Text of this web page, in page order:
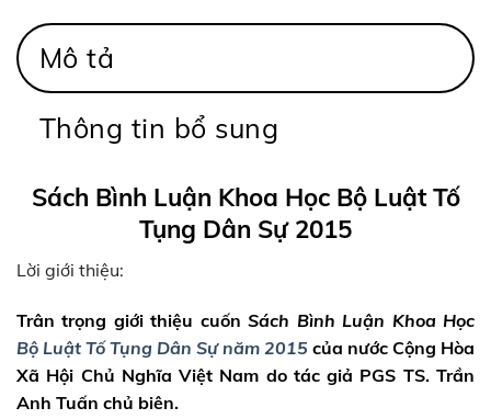
Mô tả
Thông tin bổ sung
Sách Bình Luận Khoa Học Bộ Luật Tố
Tụng Dân Sự 2015
Lời giới thiệu:
Trân trọng giới thiệu cuốnSách Bình Luận Khoa Học
Bộ Luật Tố Tụng Dân Sự năm 2015 của nước Cộng Hòa
Xã Hội Chủ Nghĩa Việt Nam do tác giả PGS TS. Trần
Anh Tuấn chủ biên.